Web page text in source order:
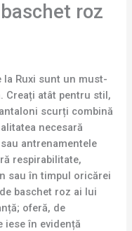
roz
Ruxi sunt un must-
Creați atât pentru stil,
scurți combină
necesară
antrenamentele
respirabilitate,
sau în timpul oricărei
baschet roz ai lui
oferă, de
iese în evidență